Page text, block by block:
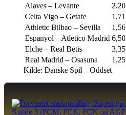
Alaves – Levante
2,20
Celta Vigo – Getafe
1,71
Athletic Bilbao – Sevilla
1,56
Espanyol – Atletico Madrid 6,50
Elche – Real Betis
3,35
Real Madrid – Osasuna
1,25
Kilde: Danske Spil – Oddset